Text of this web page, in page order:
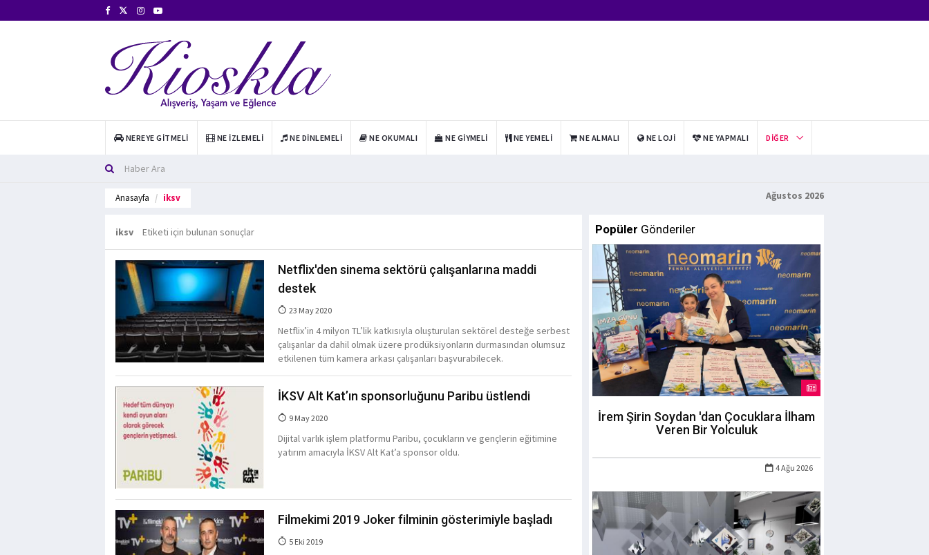
NEREYE GITMELI NE İZLEMELI NE DINLEMELI NE OKUMALI NE GIYMELI NE YEMELI NE ALMALI NE LOJI NE YAPMALI DIĞER
Anasayfa iksv Ağustos 2026
iksv Etiketi için bulunan sonuçlar
Netflix'den sinema sektörü çalışanlarına maddi
destek
23 May 2020
Netflix’in 4 milyon TL’lik katkısıyla oluşturulan sektörel desteğe serbest
çalışanlar da dahil olmak üzere prodüksiyonların durmasından olumsuz
etkilenen tüm kamera arkası çalışanları başvurabilecek.
İKSV Alt Kat’ın sponsorluğunu Paribu üstlendi
9 May 2020
Dijital varlık işlem platformu Paribu, çocukların ve gençlerin eğitimine
yatırım amacıyla İKSV Alt Kat’a sponsor oldu.
Filmekimi 2019 Joker filminin gösterimiyle başladı
5 Eki 2019
Popüler Gönderiler
İrem Şirin Soydan 'dan Çocuklara İlham
Veren Bir Yolculuk
4 Ağu 2026